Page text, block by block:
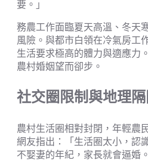
要。」
務農工作面臨夏天高溫、冬天
風險。與都市白領在冷氣房工
生活要求極高的體力與適應力
農村婚姻望而卻步。
社交圈限制與地理隔
農村生活圈相對封閉，年輕農
網友指出：「生活圈太小，認
不娶妻的年紀，家長就會逼婚。